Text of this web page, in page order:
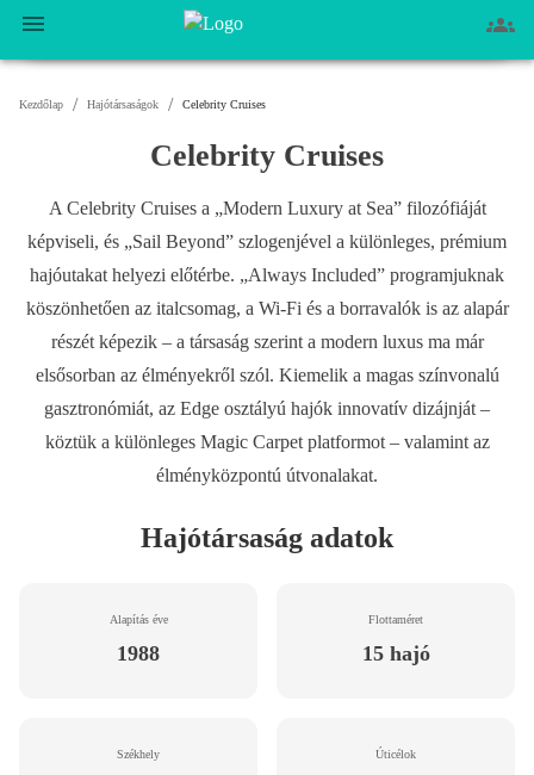
Kezdőlap / Hajótársaságok / Celebrity Cruises
Celebrity Cruises
A Celebrity Cruises a „Modern Luxury at Sea” filozófiáját
képviseli, és „Sail Beyond” szlogenjével a különleges, prémium
hajóutakat helyezi előtérbe. „Always Included” programjuknak
köszönhetően az italcsomag, a Wi-Fi és a borravalók is az alapár
részét képezik – a társaság szerint a modern luxus ma már
elsősorban az élményekről szól. Kiemelik a magas színvonalú
gasztronómiát, az Edge osztályú hajók innovatív dizájnját –
köztük a különleges Magic Carpet platformot – valamint az
élményközpontú útvonalakat.
Hajótársaság adatok
Alapítás éve
1988
Flottaméret
15 hajó
Székhely Úticélok